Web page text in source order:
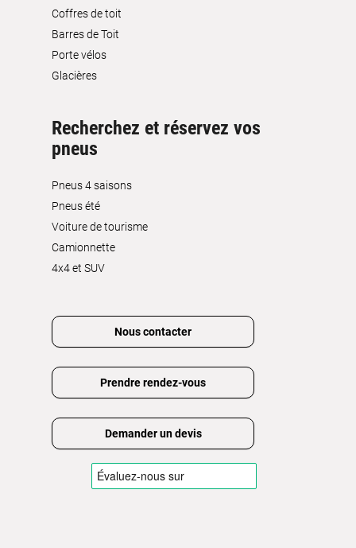
Coffres de toit
Barres de Toit
Porte vélos
Glacières
Recherchez et réservez vos
pneus
Pneus 4 saisons
Pneus été
Voiture de tourisme
Camionnette
4x4 et SUV
Nous contacter
Prendre rendez-vous
Demander un devis